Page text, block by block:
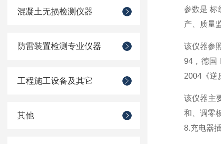
混凝土无损检测仪器
防雷装置检测专业仪器
工程施工设备及其它
其他
参数是 标
产、质量
该仪器参
94，德国
2004《逆
该仪器主
和、调零
8.充电器